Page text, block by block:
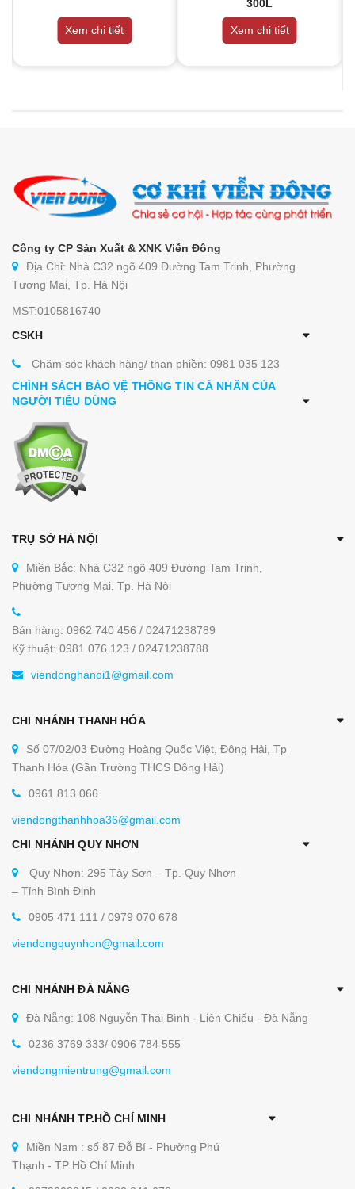
Xem chi tiết
300L
Xem chi tiết
Công ty CP Sản Xuất & XNK Viễn Đông
Địa Chỉ: Nhà C32 ngõ 409 Đường Tam Trinh, Phường
Tương Mai, Tp. Hà Nội
MST:0105816740
CSKH
Chăm sóc khách hàng/ than phiền: 0981 035 123
CHÍNH SÁCH BẢO VỆ THÔNG TIN CÁ NHÂN CỦA
NGƯỜI TIÊU DÙNG
TRỤ SỞ HÀ NỘI
Miền Bắc: Nhà C32 ngõ 409 Đường Tam Trinh,
Phường Tương Mai, Tp. Hà Nội
Bán hàng: 0962 740 456 / 02471238789
Kỹ thuật: 0981 076 123 / 02471238788
viendonghanoi1@gmail.com
CHI NHÁNH THANH HÓA
Số 07/02/03 Đường Hoàng Quốc Việt, Đông Hải, Tp
Thanh Hóa (Gần Trường THCS Đông Hải)
0961 813 066
viendongthanhhoa36@gmail.com
CHI NHÁNH QUY NHƠN
Quy Nhơn: 295 Tây Sơn – Tp. Quy Nhơn
– Tỉnh Bình Định
0905 471 111 / 0979 070 678
viendongquynhon@gmail.com
CHI NHÁNH ĐÀ NẴNG
Đà Nẵng: 108 Nguyễn Thái Bình - Liên Chiểu - Đà Nẵng
0236 3769 333/ 0906 784 555
viendongmientrung@gmail.com
CHI NHÁNH TP.HỒ CHÍ MINH
Miền Nam : số 87 Đỗ Bí - Phường Phú
Thạnh - TP Hồ Chí Minh